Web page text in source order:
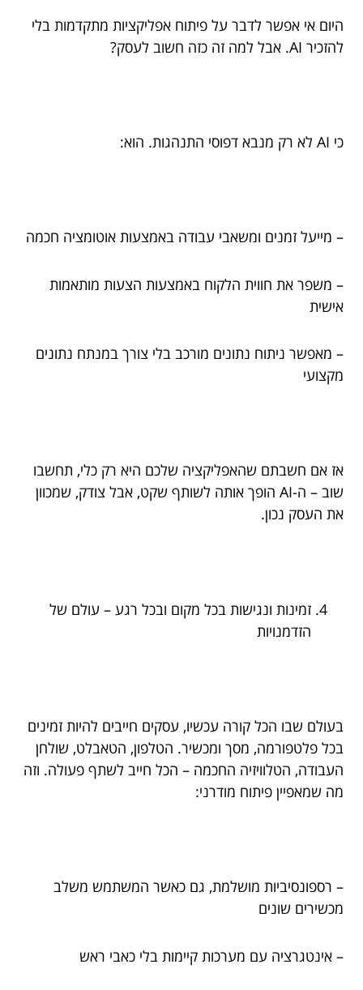
היום אי אפשר לדבר על פיתוח אפליקציות מתקדמות בלי
להזכיר AI. אבל למה זה כזה חשוב לעסק?
כי AI לא רק מנבא דפוסי התנהגות. הוא:
– מייעל זמנים ומשאבי עבודה באמצעות אוטומציה חכמה
– משפר את חווית הלקוח באמצעות הצעות מותאמות
אישית
– מאפשר ניתוח נתונים מורכב בלי צורך במנתח נתונים
מקצועי
אז אם חשבתם שהאפליקציה שלכם היא רק כלי, תחשבו
שוב – ה-AI הופך אותה לשותף שקט, אבל צודק, שמכוון
את העסק נכון.
זמינות ונגישות בכל מקום ובכל רגע – עולם של
הזדמנויות
בעולם שבו הכל קורה עכשיו, עסקים חייבים להיות זמינים
בכל פלטפורמה, מסך ומכשיר. הטלפון, הטאבלט, שולחן
העבודה, הטלוויזיה החכמה – הכל חייב לשתף פעולה. וזה
מה שמאפיין פיתוח מודרני:
– רספונסיביות מושלמת, גם כאשר המשתמש משלב
מכשירים שונים
– אינטגרציה עם מערכות קיימות בלי כאבי ראש